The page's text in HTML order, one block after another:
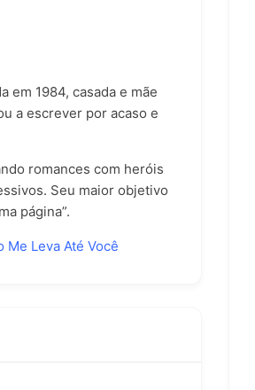
em 1984, casada e mãe
a escrever por acaso e
romances com heróis
Seu maior objetivo
página”.
Me Leva Até Você